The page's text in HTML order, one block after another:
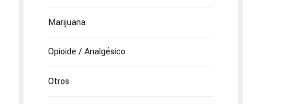
Marijuana
Opioide / Analgésico
Otros